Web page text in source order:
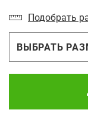
Подобрать
ВЫБРАТЬ